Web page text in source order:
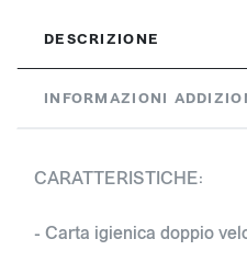
DESCRIZIONE
INFORMAZIONI
CARATTERISTICHE:
- Carta igienica doppio